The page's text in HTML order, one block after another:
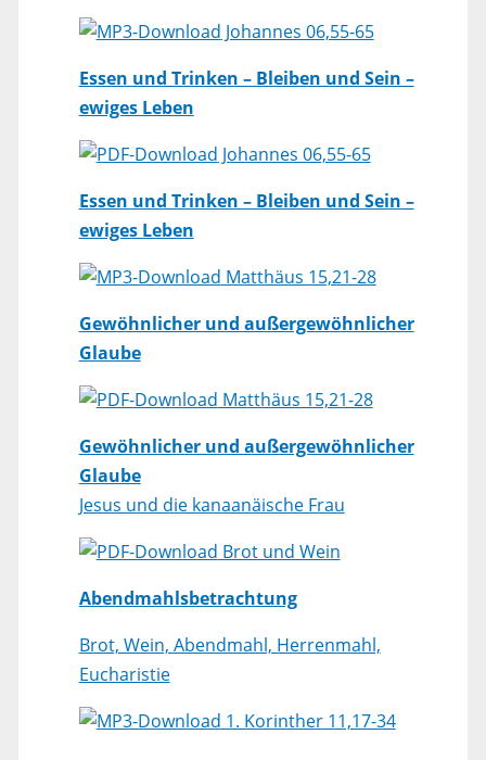
Johannes 06,55-65
Essen und Trinken – Bleiben und Sein –
ewiges Leben
Johannes 06,55-65
Essen und Trinken – Bleiben und Sein –
ewiges Leben
Matthäus 15,21-28
Gewöhnlicher und außergewöhnlicher
Glaube
Matthäus 15,21-28
Gewöhnlicher und außergewöhnlicher
Glaube
Jesus und die kanaanäische Frau
Brot und Wein
Abendmahlsbetrachtung
Brot, Wein, Abendmahl, Herrenmahl,
Eucharistie
1. Korinther 11,17-34